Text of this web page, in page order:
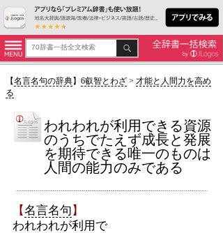
【名言名句の辞典】 6叡智とわざ> 才能と人間力を高め
る
われわれが利用できる資源
のうちでたえず成長と発展
を期待できる唯一のものは
人間の能力のみである
【名言名句 】
われわれが利用で